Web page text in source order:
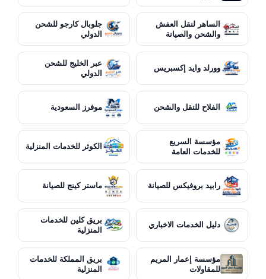
الساهر لنقل العفش
والشحن والصيانة
جلوبال كارجو للشحن
الدولي
وورلد وايد إكسبريس
عبر الخليج للشحن
الدولي
الفلاح للنقل والشحن موفرز السعودية
مؤسسة السريع
للخدمات العامة
الكوثر للخدمات المنزلية
رابيد بروفيكس للصيانة ماستر كينج للصيانة
دليل الخدمات الاخباري
بريق كلين للخدمات
المنزلية
مؤسسة إعمار المريم
للمقاولات
بريق المملكة للخدمات
المنزلية